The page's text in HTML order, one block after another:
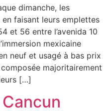
dimanche, les
faisant leurs emplettes
et 56 entre l’avenida 10
mexicaine
neuf et usagé à bas prix
majoritairement
[…]